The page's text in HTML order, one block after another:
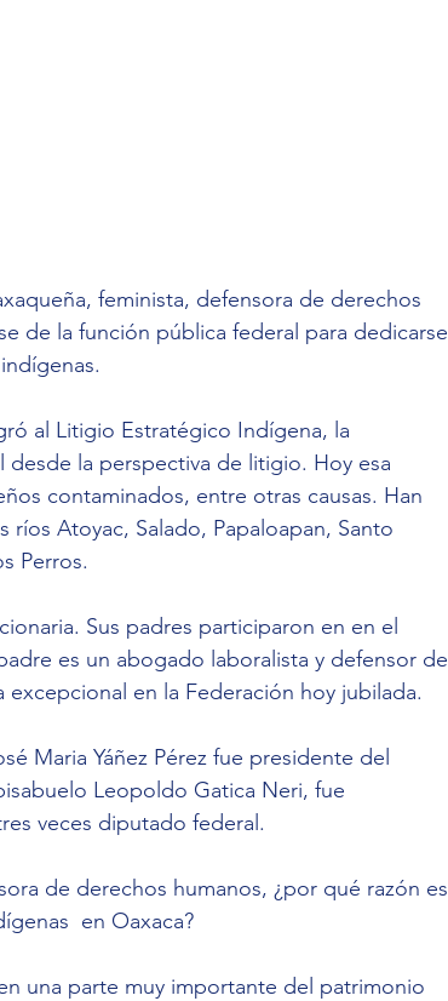
feminista, defensora de derechos
de la función pública federal para dedicarse
al Litigio Estratégico Indígena, la
la perspectiva de litigio. Hoy esa
contaminados, entre otras causas. Han
Atoyac, Salado, Papaloapan, Santo
Perros.
Sus padres participaron en en el
es un abogado laboralista y defensor de
en la Federación hoy jubilada.
Maria Yáñez Pérez fue presidente del
Leopoldo Gatica Neri, fue
veces diputado federal.
de derechos humanos, ¿por qué razón es
en Oaxaca?
una parte muy importante del patrimonio